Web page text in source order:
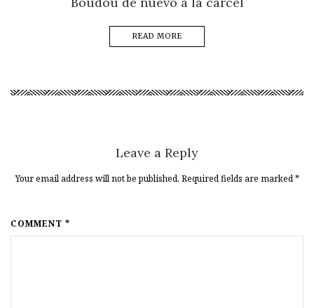
READ MORE
Leave a Reply
Your email address will not be published. Required fields are marked*
COMMENT *